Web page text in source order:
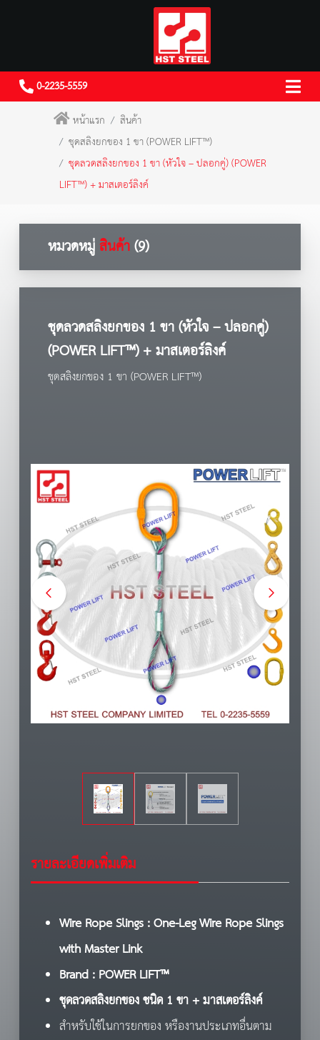
0-2235-5559
หน้าแรก
สินค้า
ชุดสลิงยกของ 1 ขา (POWER LIFT™)
ชุดลวดสลิงยกของ 1 ขา (หัวใจ – ปลอกคู่) (POWER
LIFT™) + มาสเตอร์ลิงค์
หมวดหมู่สินค้า(9)
ชุดลวดสลิงยกของ 1 ขา (หัวใจ – ปลอกคู่)
(POWER LIFT™) + มาสเตอร์ลิงค์
ชุดสลิงยกของ 1 ขา (POWER LIFT™)
รายละเอียดเพิ่มเติม
Wire Rope Slings : One-Leg Wire Rope Slings
with Master Link
Brand : POWER LIFT™
ชุดลวดสลิงยกของ ชนิด 1 ขา + มาสเตอร์ลิงค์
สำหรับใช้ในการยกของ หรืองานประเภทอื่นตาม